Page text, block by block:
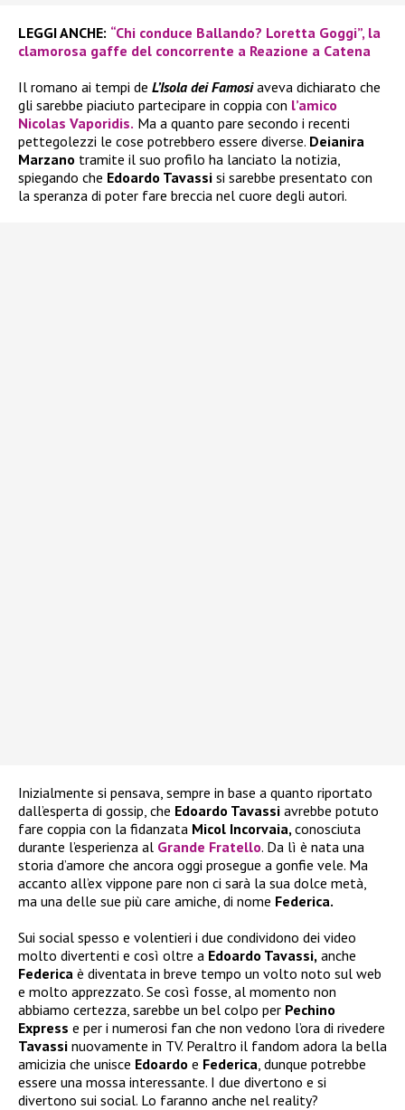
LEGGI ANCHE: “Chi conduce Ballando? Loretta Goggi”, la
clamorosa gaffe del concorrente a Reazione a Catena
Il romano ai tempi de L’Isola dei Famosiaveva dichiarato che
gli sarebbe piaciuto partecipare in coppia con l’amico
Nicolas Vaporidis. Ma a quanto pare secondo i recenti
pettegolezzi le cose potrebbero essere diverse. Deianira
Marzano tramite il suo profilo ha lanciato la notizia,
spiegando che Edoardo Tavassi si sarebbe presentato con
la speranza di poter fare breccia nel cuore degli autori.
Inizialmente si pensava, sempre in base a quanto riportato
dall’esperta di gossip, che Edoardo Tavassi avrebbe potuto
fare coppia con la fidanzata Micol Incorvaia, conosciuta
durante l’esperienza al Grande Fratello. Da lì è nata una
storia d’amore che ancora oggi prosegue a gonfie vele. Ma
accanto all’ex vippone pare non ci sarà la sua dolce metà,
ma una delle sue più care amiche, di nome Federica.
Sui social spesso e volentieri i due condividono dei video
molto divertenti e così oltre a Edoardo Tavassi, anche
Federica è diventata in breve tempo un volto noto sul web
e molto apprezzato. Se così fosse, al momento non
abbiamo certezza, sarebbe un bel colpo per Pechino
Express e per i numerosi fan che non vedono l’ora di rivedere
Tavassi nuovamente in TV. Peraltro il fandom adora la bella
amicizia che unisce Edoardo e Federica , dunque potrebbe
essere una mossa interessante. I due divertono e si
divertono sui social. Lo faranno anche nel reality?